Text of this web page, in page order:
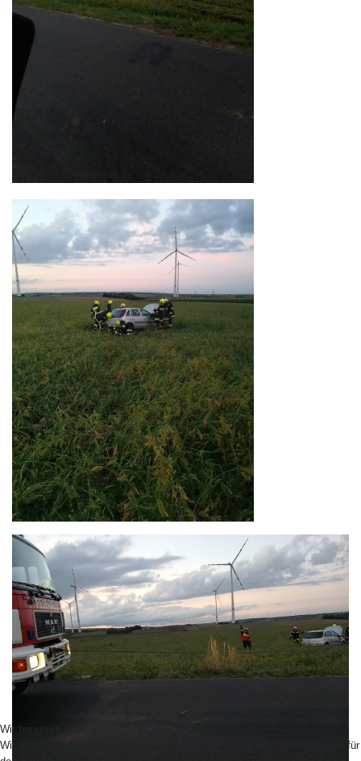
Wir benutzen Cookies
Wir nutzen Cookies auf unserer Website. Einige von ihnen sind essenziell für